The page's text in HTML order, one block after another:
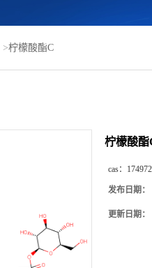
>柠檬酸酯C
柠檬酸酯
cas：
发布日期：
更新日期：